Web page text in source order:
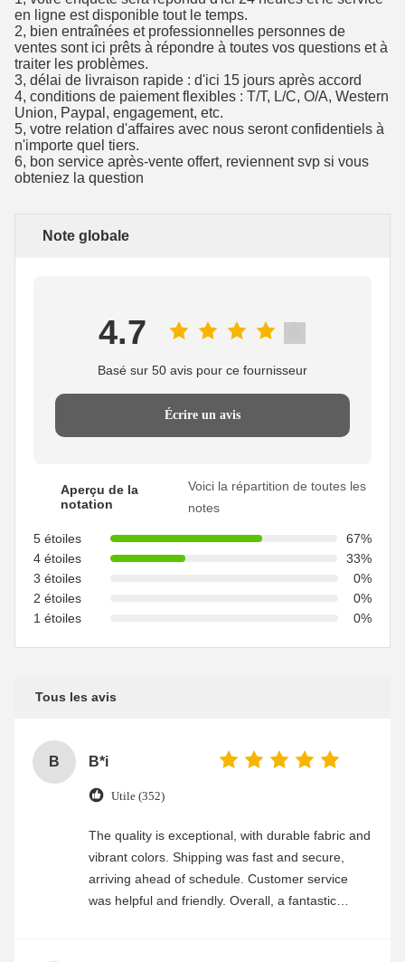
en ligne est disponible tout le temps.
2, bien entraînées et professionnelles personnes de
ventes sont ici prêts à répondre à toutes vos questions et à
traiter les problèmes.
3, délai de livraison rapide : d'ici 15 jours après accord
4, conditions de paiement flexibles : T/T, L/C, O/A, Western
Union, Paypal, engagement, etc.
5, votre relation d'affaires avec nous seront confidentiels à
n'importe quel tiers.
6, bon service après-vente offert, reviennent svp si vous
obteniez la question
Note globale
4.7
Basé sur 50 avis pour ce fournisseur
Écrire un avis
Aperçu de la
notation
Voici la répartition de toutes les
notes
5 étoiles
67%
4 étoiles
33%
3 étoiles
0%
2 étoiles
0%
1 étoiles
0%
Tous les avis
B B*i
Utile (352)
The quality is exceptional, with durable fabric and
vibrant colors. Shipping was fast and secure,
arriving ahead of schedule. Customer service
was helpful and friendly. Overall, a fantastic